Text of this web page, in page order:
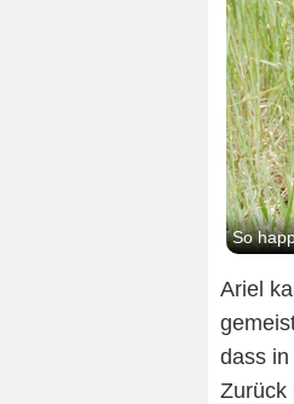
So
Ariel
dass
Zurück